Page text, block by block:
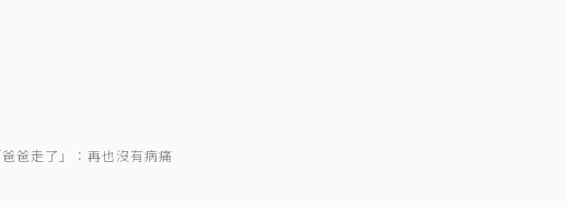
爸走了」：再也沒有病痛